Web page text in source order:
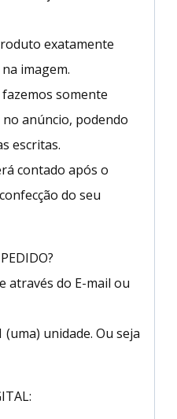
exatamente
imagem.
somente
anúncio, podendo
escritas.
contado após o
do seu
através do E-mail ou
unidade. Ou seja